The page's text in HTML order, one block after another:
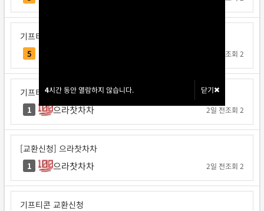
4시간 동안 열람하지 않습니다. 닫기
4시간 동안 열람하지 않습니다. 닫기
기프티콘 교환신청
5 조회 2
기프티콘 교환신청
1 으라찻차차 2일 전조회 2
[교환신청] 으라찻차차
1 으라찻차차 2일 전조회 2
기프티콘 교환신청